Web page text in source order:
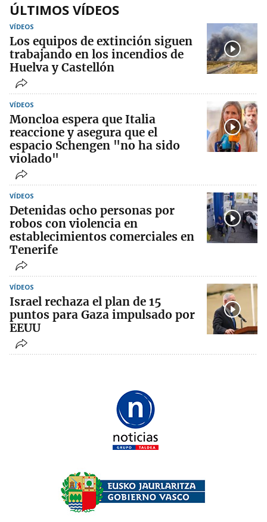
ÚLTIMOS VÍDEOS
VÍDEOS
Los equipos de extinción siguen
trabajando en los incendios de
Huelva y Castellón
VÍDEOS
Moncloa espera que Italia
reaccione y asegura que el
espacio Schengen "no ha sido
violado"
VÍDEOS
Detenidas ocho personas por
robos con violencia en
establecimientos comerciales en
Tenerife
VÍDEOS
Israel rechaza el plan de 15
puntos para Gaza impulsado por
EEUU